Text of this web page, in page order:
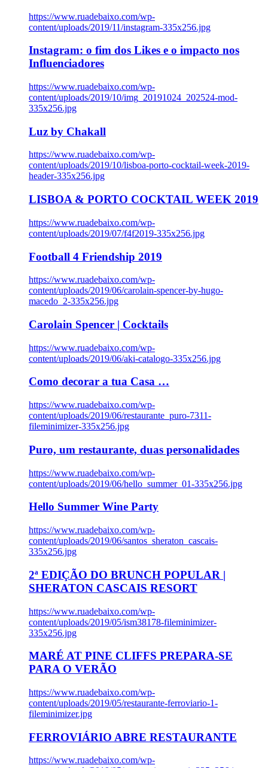
https://www.ruadebaixo.com/wp-
content/uploads/2019/11/instagram-335x256.jpg
Instagram: o fim dos Likes e o impacto nos
Influenciadores
https://www.ruadebaixo.com/wp-
content/uploads/2019/10/img_20191024_202524-mod-
335x256.jpg
Luz by Chakall
https://www.ruadebaixo.com/wp-
content/uploads/2019/10/lisboa-porto-cocktail-week-2019-
header-335x256.jpg
LISBOA & PORTO COCKTAIL WEEK 2019
https://www.ruadebaixo.com/wp-
content/uploads/2019/07/f4f2019-335x256.jpg
Football 4 Friendship 2019
https://www.ruadebaixo.com/wp-
content/uploads/2019/06/carolain-spencer-by-hugo-
macedo_2-335x256.jpg
Carolain Spencer | Cocktails
https://www.ruadebaixo.com/wp-
content/uploads/2019/06/aki-catalogo-335x256.jpg
Como decorar a tua Casa …
https://www.ruadebaixo.com/wp-
content/uploads/2019/06/restaurante_puro-7311-
fileminimizer-335x256.jpg
Puro, um restaurante, duas personalidades
https://www.ruadebaixo.com/wp-
content/uploads/2019/06/hello_summer_01-335x256.jpg
Hello Summer Wine Party
https://www.ruadebaixo.com/wp-
content/uploads/2019/06/santos_sheraton_cascais-
335x256.jpg
2ª EDIÇÃO DO BRUNCH POPULAR |
SHERATON CASCAIS RESORT
https://www.ruadebaixo.com/wp-
content/uploads/2019/05/ism38178-fileminimizer-
335x256.jpg
MARÉ AT PINE CLIFFS PREPARA-SE
PARA O VERÃO
https://www.ruadebaixo.com/wp-
content/uploads/2019/05/restaurante-ferroviario-1-
fileminimizer.jpg
FERROVIÁRIO ABRE RESTAURANTE
https://www.ruadebaixo.com/wp-